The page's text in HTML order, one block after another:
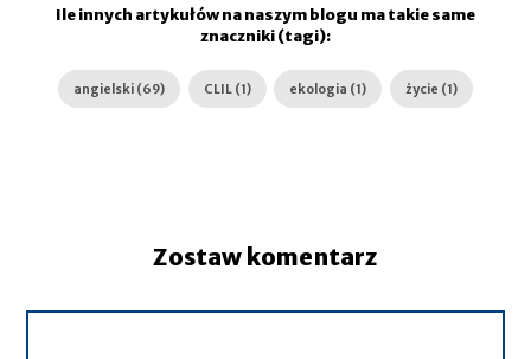
Ile innych artykułów na naszym blogu ma takie same
znaczniki (tagi):
angielski (69) CLIL (1) ekologia (1) życie (1)
Zostaw komentarz